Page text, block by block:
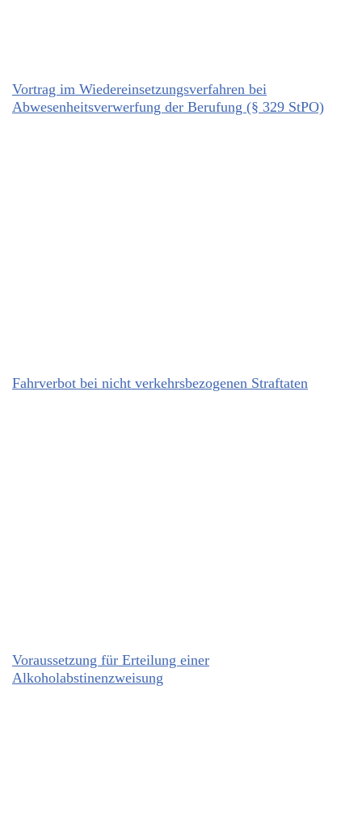
Vortrag im Wiedereinsetzungsverfahren bei
Abwesenheitsverwerfung der Berufung (§ 329 StPO)
Fahrverbot bei nicht verkehrsbezogenen Straftaten
Voraussetzung für Erteilung einer
Alkoholabstinenzweisung